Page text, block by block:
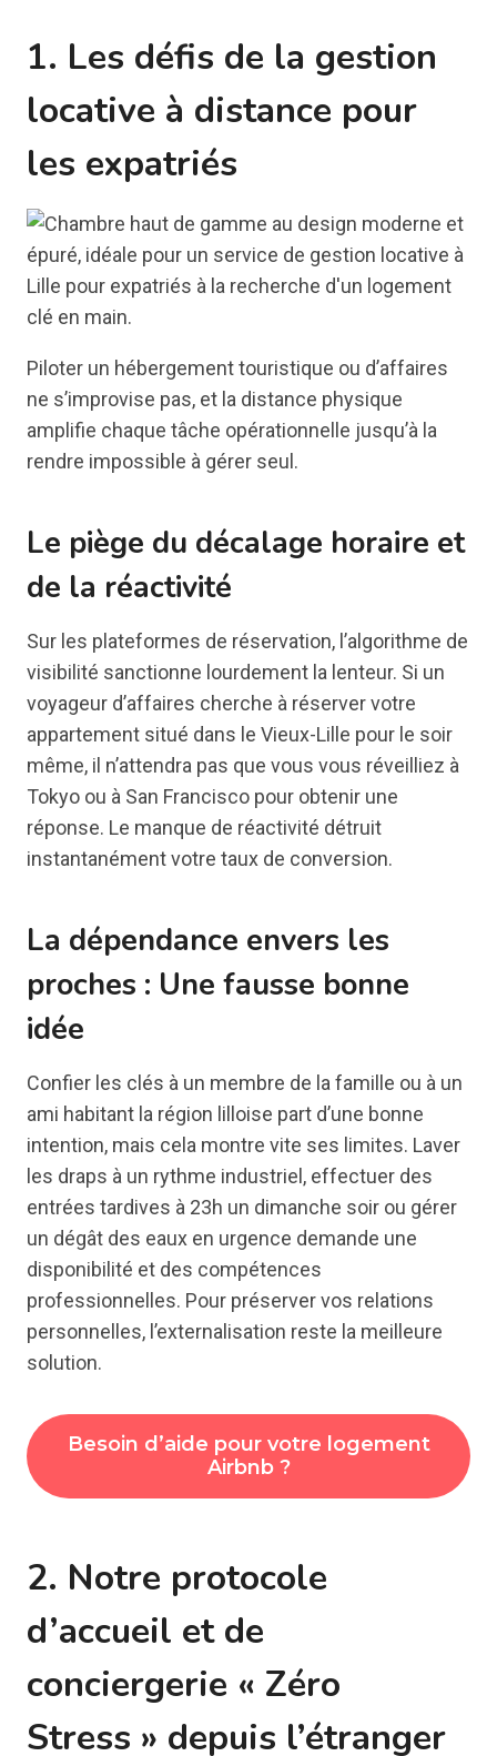
1. Les défis de la gestion
locative à distance pour
les expatriés
Piloter un hébergement touristique ou d’affaires
ne s’improvise pas, et la distance physique
amplifie chaque tâche opérationnelle jusqu’à la
rendre impossible à gérer seul.
Le piège du décalage horaire et
de la réactivité
Sur les plateformes de réservation, l’algorithme de
visibilité sanctionne lourdement la lenteur. Si un
voyageur d’affaires cherche à réserver votre
appartement situé dans le Vieux-Lille pour le soir
même, il n’attendra pas que vous vous réveilliez à
Tokyo ou à San Francisco pour obtenir une
réponse. Le manque de réactivité détruit
instantanément votre taux de conversion.
La dépendance envers les
proches : Une fausse bonne
idée
Confier les clés à un membre de la famille ou à un
ami habitant la région lilloise part d’une bonne
intention, mais cela montre vite ses limites. Laver
les draps à un rythme industriel, effectuer des
entrées tardives à 23h un dimanche soir ou gérer
un dégât des eaux en urgence demande une
disponibilité et des compétences
professionnelles. Pour préserver vos relations
personnelles, l’externalisation reste la meilleure
solution.
Besoin d’aide pour votre logement
Airbnb ?
2. Notre protocole
d’accueil et de
conciergerie « Zéro
Stress » depuis l’étranger